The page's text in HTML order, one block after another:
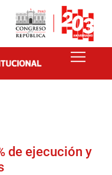
de ejecución y